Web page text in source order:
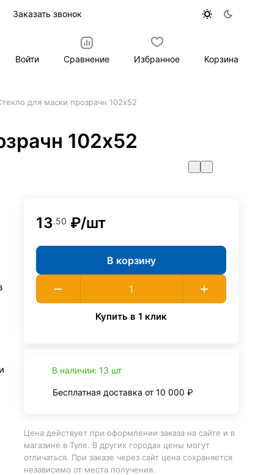
Заказать звонок
Войти Сравнение Избранное Корзина
для маски прозрачн 102х52
102х52
13.50 ₽/шт
В корзину
Купить в 1 клик
В наличии: 13 шт
Бесплатная доставка от 10 000 ₽
Цена действует при оформлении заказа на сайте и в
магазине в Туле. В других городах цены могут
отличаться. При заказе через сайт цена сохраняется
независимо от места получения.